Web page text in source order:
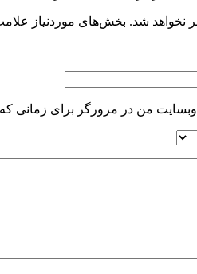
نخواهد شد. بخش‌های موردنیاز
وبسایت من در مرورگر برای زمانی